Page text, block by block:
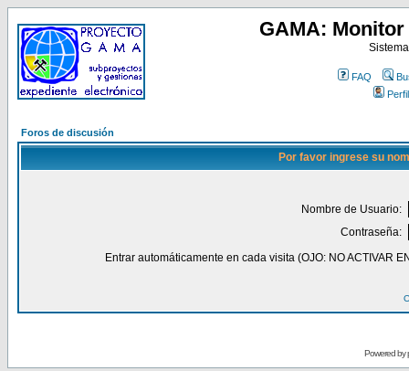
GAMA:
FAQ
Perfil
Foros de discusión
Por favor ingrese su
Nombre de Usuario:
Contraseña:
Entrar automáticamente en cada visita (OJO: NO ACTIVAR
Powered by